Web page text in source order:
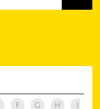
F G H I